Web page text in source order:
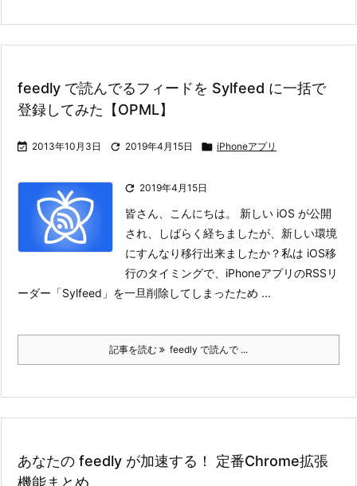
feedly で読んでるフィードを Sylfeed に一括で
登録してみた【OPML】
 2013年10月3日  2019年4月15日  iPhoneアプリ
 2019年4月15日
皆さん、こんにちは。 新しい iOS が公開
され、しばらく経ちましたが、新しい環境
にすんなり移行出来ましたか？私は iOS移
行のタイミングで、iPhoneアプリのRSSリ
ーダー「Sylfeed」を一旦削除してしまったため ...
記事を読む feedly で読んで ...
あなたの feedly が加速する！ 定番Chrome拡張
機能まとめ